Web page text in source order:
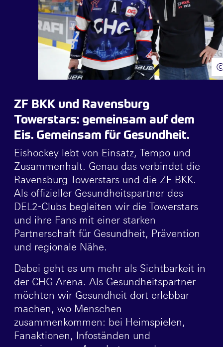
ZF BKK und Ravensburg
Towerstars: gemeinsam auf dem
Eis. Gemeinsam für Gesundheit.
Eishockey lebt von Einsatz, Tempo und
Zusammenhalt. Genau das verbindet die
Ravensburg Towerstars und die ZF BKK.
Als offizieller Gesundheitspartner des
DEL2-Clubs begleiten wir die Towerstars
und ihre Fans mit einer starken
Partnerschaft für Gesundheit, Prävention
und regionale Nähe.
Dabei geht es um mehr als Sichtbarkeit in
der CHG Arena. Als Gesundheitspartner
möchten wir Gesundheit dort erlebbar
machen, wo Menschen
zusammenkommen: bei Heimspielen,
Fanaktionen, Infoständen und